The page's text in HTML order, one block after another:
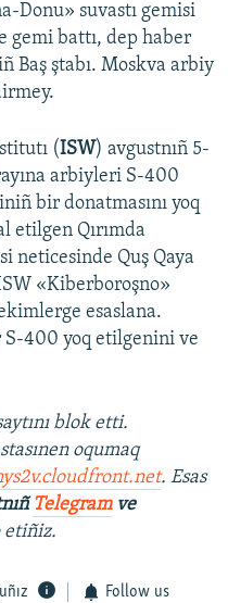
Donu» suvastı gemisi
gemi battı, dep haber
Baş ştabı. Moskva arbiy
(ISW) avgustnıñ 5-
arbiyleri S-400
bir donatmasını yoq
etilgen Qırımda
neticesinde Quş Qaya
«Kiberboroşno»
esaslana.
400 yoq etilgenini ve
blok etti.
oqumaq
. Esas
Telegramve
etiñiz.
Follow us